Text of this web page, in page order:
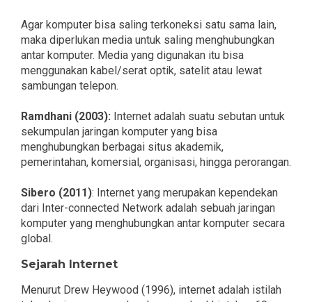
Agar komputer bisa saling terkoneksi satu sama lain,
maka diperlukan media untuk saling menghubungkan
antar komputer. Media yang digunakan itu bisa
menggunakan kabel/serat optik, satelit atau lewat
sambungan telepon.
Ramdhani (2003): Internet adalah suatu sebutan untuk
sekumpulan jaringan komputer yang bisa
menghubungkan berbagai situs akademik,
pemerintahan, komersial, organisasi, hingga perorangan.
Sibero (2011): Internet yang merupakan kependekan
dari Inter-connected Network adalah sebuah jaringan
komputer yang menghubungkan antar komputer secara
global.
Sejarah Internet
Menurut Drew Heywood (1996), internet adalah istilah